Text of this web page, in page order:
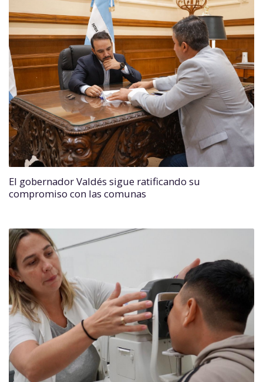
El gobernador Valdés sigue ratificando su
compromiso con las comunas